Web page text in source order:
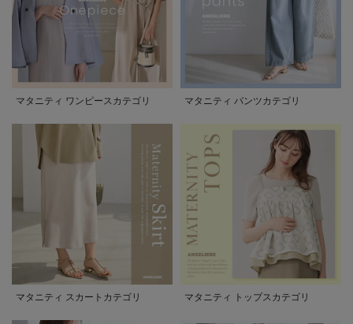
マタニティ ワンピースカテゴリ マタニティ パンツカテゴリ
マタニティ スカートカテゴリ マタニティ トップスカテゴリ